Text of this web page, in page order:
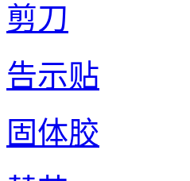
剪刀
告示贴
固体胶